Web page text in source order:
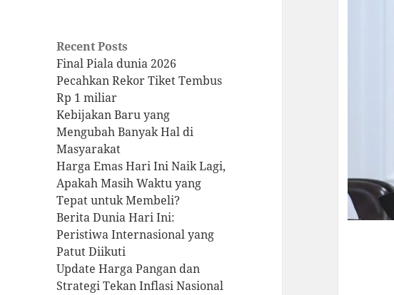
Recent Posts
Final Piala dunia 2026
Pecahkan Rekor Tiket Tembus
Rp 1 miliar
Kebijakan Baru yang
Mengubah Banyak Hal di
Masyarakat
Harga Emas Hari Ini Naik Lagi,
Apakah Masih Waktu yang
Tepat untuk Membeli?
Berita Dunia Hari Ini:
Peristiwa Internasional yang
Patut Diikuti
Update Harga Pangan dan
Strategi Tekan Inflasi Nasional